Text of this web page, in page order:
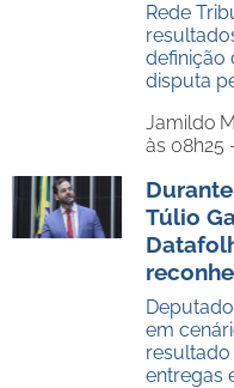
Rede
definição
disputa
Jamildo
às 08h25
Túlio
em
entregas